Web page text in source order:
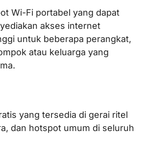
Wi-Fi portabel yang dapat
akses internet
untuk beberapa perangkat,
atau keluarga yang
yang tersedia di gerai ritel
dan hotspot umum di seluruh